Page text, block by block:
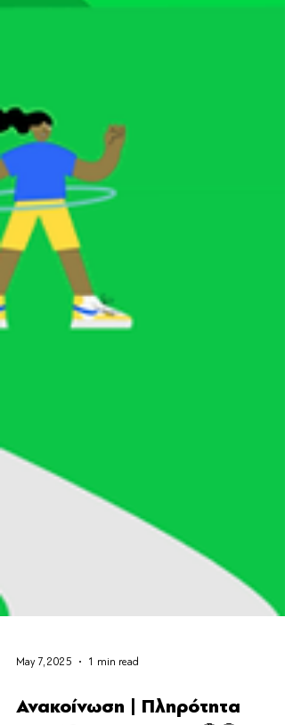
May 7, 2025 1 min read